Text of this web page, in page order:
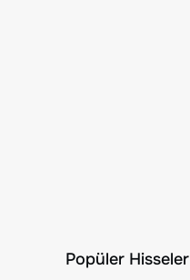
Popüler Hisseler